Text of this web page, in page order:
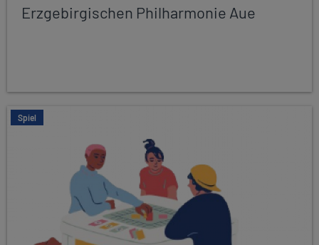
Erzgebirgischen Philharmonie Aue
Spiel